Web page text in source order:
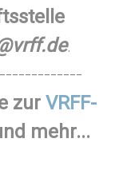
.
zurVRFF-
mehr...